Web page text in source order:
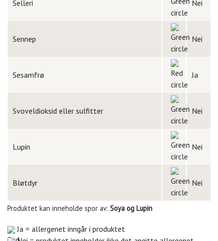
Selleri Nei
Sennep Nei
Sesamfrø Ja
Svoveldioksid eller sulfitter Nei
Lupin Nei
Bløtdyr Nei
Produktet kan inneholde spor av: Soya og Lupin
Ja = allergenet inngår i produktet